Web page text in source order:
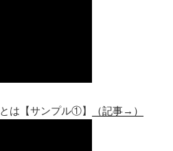
は【サンプル①】 （記事→）